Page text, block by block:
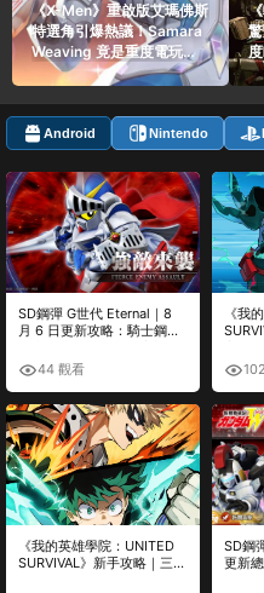
《X-Men》重啟版艾瑪佛斯
特選角引爆熱議！Samara
Weaving 竟是重度電玩玩
家
Android Nintendo
SD鋼彈 G世代 Eternal｜8
月 6 日更新攻略：騎士鋼彈
嗎？活動重點、機體分析與
刷取建議
44 觀看
《我的英雄學院：UNITED
SURVIVAL》新手攻略｜三人
《我
約獎
SD鋼
更新